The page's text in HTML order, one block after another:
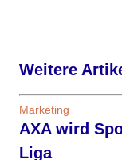
Weitere
Marketing
AXA wird
Liga